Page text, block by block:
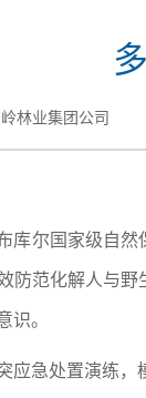
林业集团公司
库尔国家级自
防范化解人与
识。
应急处置演练